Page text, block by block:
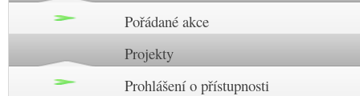
Pořádané akce
Projekty
Prohlášení o přístupnosti